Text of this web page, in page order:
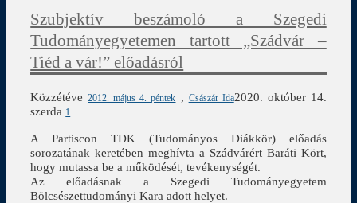
Szubjektív beszámoló a Szegedi
Tudományegyetemen tartott „Szádvár –
Tiéd a vár!” előadásról
Közzétéve2012. május 4. péntek , Császár Ida2020. október 14.
szerda 1
A Partiscon TDK (Tudományos Diákkör) előadás
sorozatának keretében meghívta a Szádvárért Baráti Kört,
hogy mutassa be a működését, tevékenységét.
Az előadásnak a Szegedi Tudományegyetem
Bölcsészettudományi Kara adott helyet.